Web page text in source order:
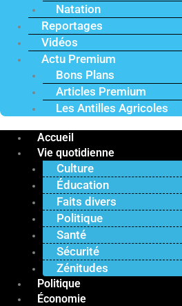
Natation
Reportages
Vidéos
Actu Premium
Bons Plans
Articles Premium
Les Antilles Agricoles
Accueil
Vie quotidienne
Culture
Éducation
Faits divers
Politique
Santé
Sécurité
Zénitudes
Politique
Économie